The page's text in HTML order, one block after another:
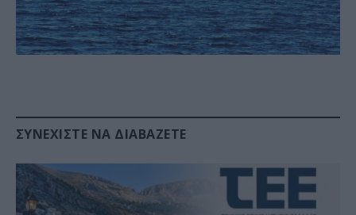
ΣΥΝΕΧΊΣΤΕ ΝΑ ΔΙΑΒΆΖΕΤΕ